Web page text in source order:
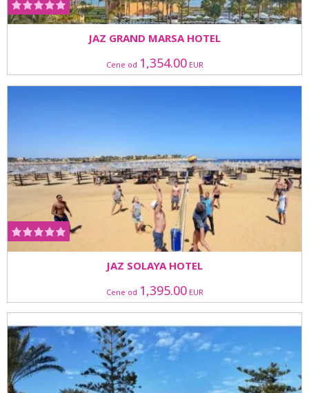
JAZ GRAND MARSA HOTEL
Cene od 1,354.00EUR
JAZ SOLAYA HOTEL
Cene od 1,395.00EUR